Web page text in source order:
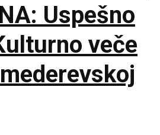
Uspešno
veče